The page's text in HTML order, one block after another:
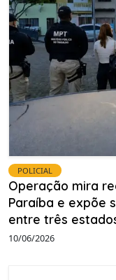
POLICIAL
Operação mira
Paraíba e expõe
entre três
10/06/2026